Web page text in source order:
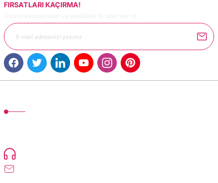
FIRSATLARI KAÇIRMA!